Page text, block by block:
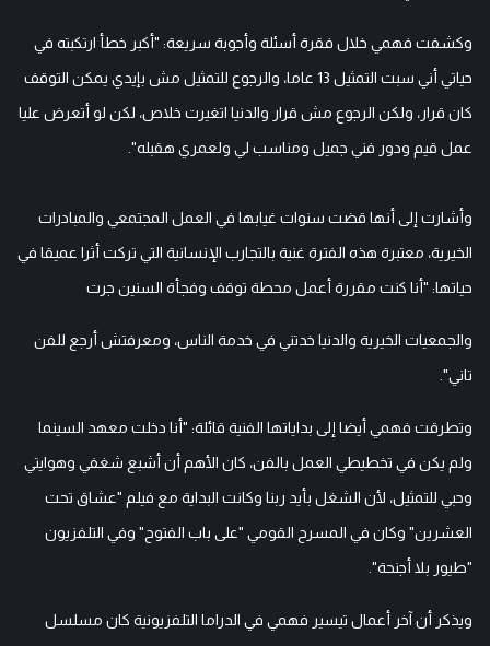
وكشفت فهمي خلال فقرة أسئلة وأجوبة سريعة: "أكبر خطأ ارتكبته في
حياتي أني سبت التمثيل 13 عاما، والرجوع للتمثيل مش بإيدي يمكن التوقف
كان قرار، ولكن الرجوع مش قرار والدنيا اتغيرت خلاص، لكن لو أتعرض عليا
عمل قيم ودور فني جميل ومناسب لي ولعمري هقبله".
وأشارت إلى أنها قضت سنوات غيابها في العمل المجتمعي والمبادرات
الخيرية، معتبرة هذه الفترة غنية بالتجارب الإنسانية التي تركت أثرا عميقا في
حياتها: "أنا كنت مقررة أعمل محطة توقف وفجأة السنين جرت
والجمعيات الخيرية والدنيا خدتني في خدمة الناس، ومعرفتش أرجع للفن
تاني".
وتطرقت فهمي أيضا إلى بداياتها الفنية قائلة: "أنا دخلت معهد السينما
ولم يكن في تخطيطي العمل بالفن، كان الأهم أن أشبع شغفي وهوايتي
وحبي للتمثيل، لأن الشغل بأيد ربنا وكانت البداية مع فيلم "عشاق تحت
العشرين" وكان في المسرح القومي "على باب الفتوح" وفي التلفزيون
"طيور بلا أجنحة".
ويذكر أن آخر أعمال تيسير فهمي في الدراما التلفزيونية كان مسلسل